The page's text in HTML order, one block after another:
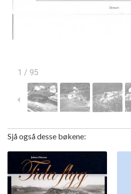
1 / 95
Sjå også desse bøkene: